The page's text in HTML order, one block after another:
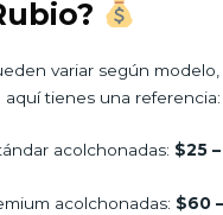
variar según modelo,
tienes una referencia:
acolchonadas: $25
acolchonadas: $60